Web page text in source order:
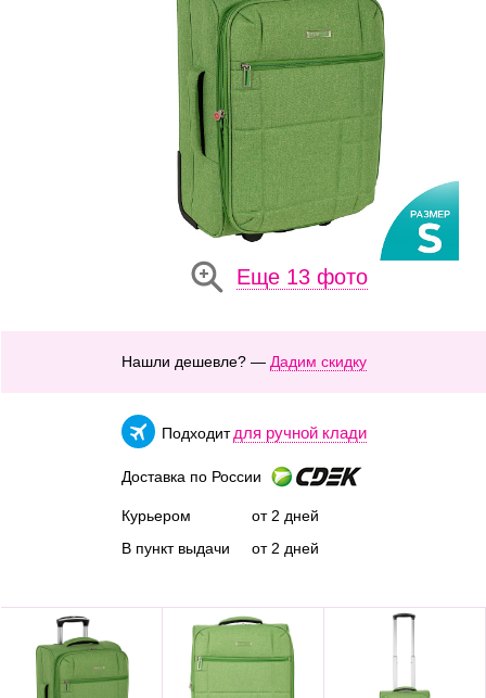
Еще 13 фото
Нашли дешевле? — Дадим скидку
Подходит для ручной клади
Доставка по России
Курьером
В пункт выдачи
от 2 дней
от 2 дней